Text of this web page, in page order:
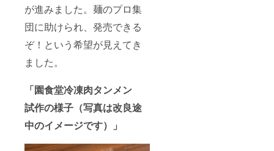
が進みました。麺のプロ集
団に助けられ、発売できる
ぞ！という希望が見えてき
ました。
「園食堂冷凍肉タンメン
試作の様子（写真は改良途
中のイメージです）」